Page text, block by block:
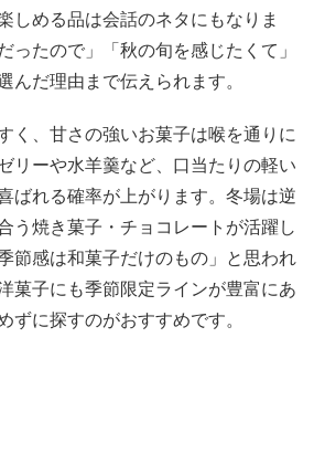
しめる品は会話のネタにもなりま
ったので」「秋の旬を感じたくて」
んだ理由まで伝えられます。
く、甘さの強いお菓子は喉を通りに
リーや水羊羹など、口当たりの軽い
ばれる確率が上がります。冬場は逆
う焼き菓子・チョコレートが活躍し
節感は和菓子だけのもの」と思われ
菓子にも季節限定ラインが豊富にあ
ずに探すのがおすすめです。